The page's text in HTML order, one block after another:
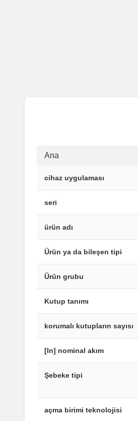
Ana
cihaz uygulaması
seri
ürün adı
Ürün ya da bileşen tipi
Ürün grubu
Kutup tanımı
korumalı kutupların sayısı
[In] nominal akım
Şebeke tipi
açma birimi teknolojisi